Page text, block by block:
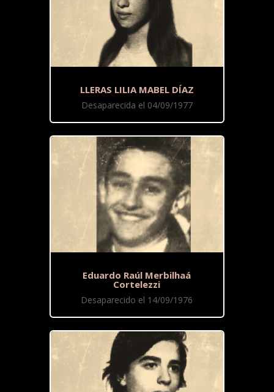
LLERAS LILIA MABEL DÍAZ
Desaparecida el 04/09/1977
Eduardo Raúl Merbilhaá
Cortelezzi
Desaparecido el 14/09/1976